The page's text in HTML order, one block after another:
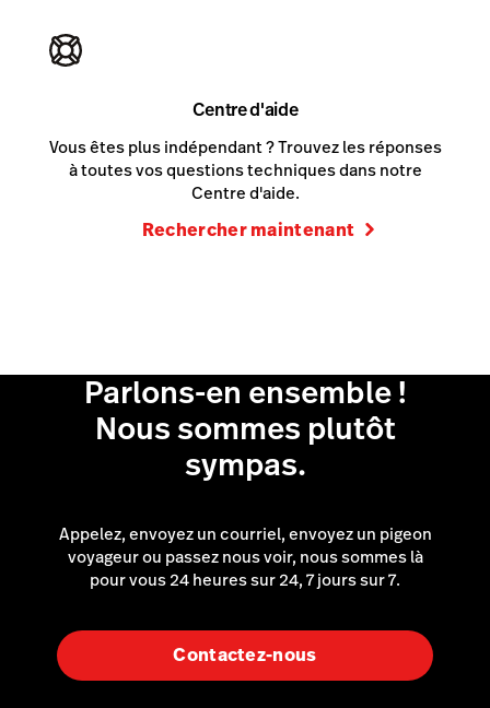
Centre d'aide
Vous êtes plus indépendant ? Trouvez les réponses
à toutes vos questions techniques dans notre
Centre d'aide.
Rechercher maintenant
Parlons-en ensemble !
Nous sommes plutôt
sympas.
Appelez, envoyez un courriel, envoyez un pigeon
voyageur ou passez nous voir, nous sommes là
pour vous 24 heures sur 24, 7 jours sur 7.
Contactez-nous